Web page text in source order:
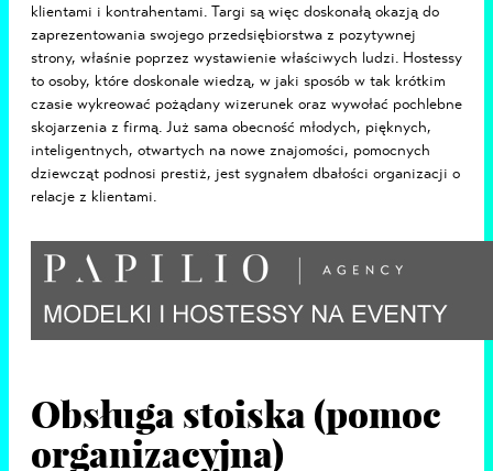
klientami i kontrahentami. Targi są więc doskonałą okazją do
zaprezentowania swojego przedsiębiorstwa z pozytywnej
strony, właśnie poprzez wystawienie właściwych ludzi. Hostessy
to osoby, które doskonale wiedzą, w jaki sposób w tak krótkim
czasie wykreować pożądany wizerunek oraz wywołać pochlebne
skojarzenia z firmą. Już sama obecność młodych, pięknych,
inteligentnych, otwartych na nowe znajomości, pomocnych
dziewcząt podnosi prestiż, jest sygnałem dbałości organizacji o
relacje z klientami.
Obsługa stoiska (pomoc
organizacyjna)